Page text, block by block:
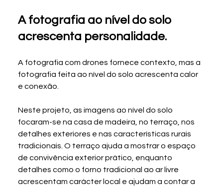
A fotografia ao nível do solo
acrescenta personalidade.
A fotografia com drones fornece contexto, mas a
fotografia feita ao nível do solo acrescenta calor
e conexão.
Neste projeto, as imagens ao nível do solo
focaram-se na casa de madeira, no terraço, nos
detalhes exteriores e nas características rurais
tradicionais. O terraço ajuda a mostrar o espaço
de convivência exterior prático, enquanto
detalhes como o forno tradicional ao ar livre
acrescentam carácter local e ajudam a contar a